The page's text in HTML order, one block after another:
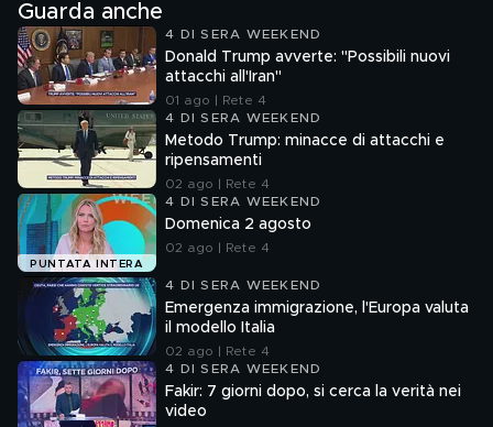
Guarda anche
4 DI SERA WEEKEND
Donald Trump avverte: "Possibili nuovi
attacchi all'Iran"
01 ago | Rete 4
4 DI SERA WEEKEND
Metodo Trump: minacce di attacchi e
ripensamenti
02 ago | Rete 4
PUNTATA INTERA
4 DI SERA WEEKEND
Domenica 2 agosto
02 ago | Rete 4
4 DI SERA WEEKEND
Emergenza immigrazione, l'Europa valuta
il modello Italia
02 ago | Rete 4
4 DI SERA WEEKEND
Fakir: 7 giorni dopo, si cerca la verità nei
video